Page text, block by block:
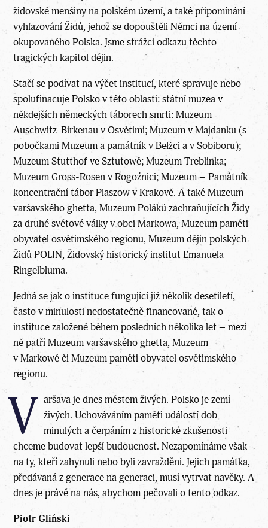
židovské menšiny na polském území, a také připomínání
vyhlazování Židů, jehož se dopouštěli Němci na území
okupovaného Polska. Jsme strážci odkazu těchto
tragických kapitol dějin.
Stačí se podívat na výčet institucí, které spravuje nebo
spolufinacuje Polsko v této oblasti: státní muzea v
někdejších německých táborech smrti: Muzeum
Auschwitz-Birkenau v Osvětimi; Muzeum v Majdanku (s
pobočkami Muzeum a památník v Bełżci a v Sobiboru);
Muzeum Stutthof ve Sztutowě; Muzeum Treblinka;
Muzeum Gross-Rosen v Rogoźnici; Muzeum – Památník
koncentrační tábor Plaszow v Krakově. A také Muzeum
varšavského ghetta, Muzeum Poláků zachraňujících Židy
za druhé světové války v obci Markowa, Muzeum paměti
obyvatel osvětimského regionu, Muzeum dějin polských
Židů POLIN, Židovský historický institut Emanuela
Ringelbluma.
Jedná se jak o instituce fungující již několik desetiletí,
často v minulosti nedostatečně financované, tak o
instituce založené během posledních několika let – mezi
ně patří Muzeum varšavského ghetta, Muzeum
v Markowé či Muzeum paměti obyvatel osvětimského
regionu.
V aršava je dnes městem živých. Polsko je zemí
živých. Uchováváním paměti událostí dob
minulých a čerpáním z historické zkušenosti
chceme budovat lepší budoucnost. Nezapomínáme však
na ty, kteří zahynuli nebo byli zavražděni. Jejich památka,
předávaná z generace na generaci, musí vytrvat navěky. A
dnes je právě na nás, abychom pečovali o tento odkaz.
Piotr Gliński